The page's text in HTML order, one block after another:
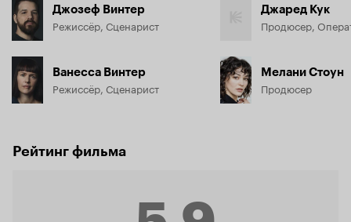
Джозеф Винтер
Режиссёр, Сценарист
Ванесса Винтер
Режиссёр, Сценарист
Джаред Кук
Продюсер,
Мелани Стоун
Продюсер
Рейтинг фильма